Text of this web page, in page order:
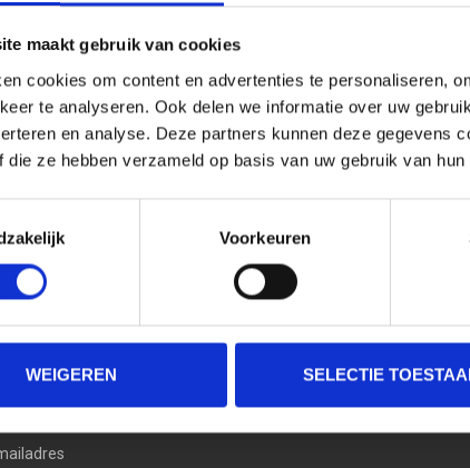
maakt gebruik van cookies
cookies om content en advertenties te personaliseren,
te analyseren. Ook delen we informatie over uw
en analyse. Deze partners kunnen deze gegevens
die ze hebben verzameld op basis van uw gebruik van
Voorkeuren
WEIGEREN SELECTIE
SCHRIJF JE IN VOOR ONZE
En ontvang direct 10% korting in